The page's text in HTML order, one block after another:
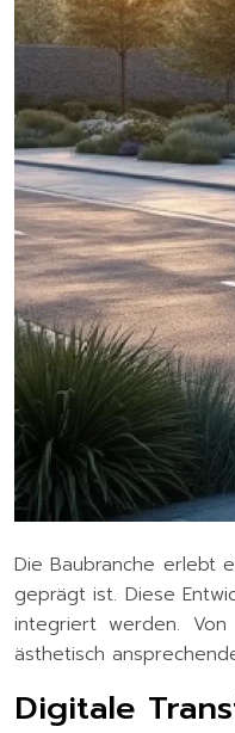
Die Baubranche erlebt
geprägt ist. Diese
integriert werden.
ästhetisch
Digitale